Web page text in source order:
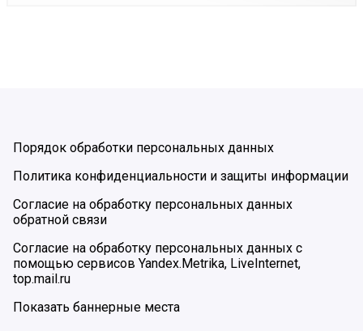
Порядок обработки персональных данных
Политика конфиденциальности и защиты информации
Согласие на обработку персональных данных
обратной связи
Согласие на обработку персональных данных с
помощью сервисов Yandex.Metrika, LiveInternet,
top.mail.ru
Показать баннерные места